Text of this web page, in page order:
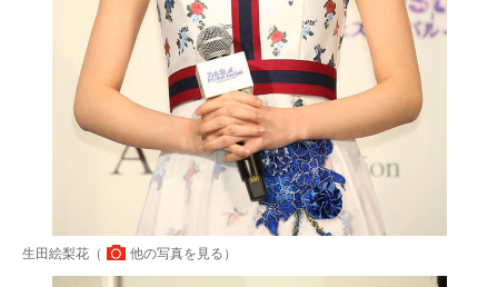
生田絵梨花（ 他の写真を見る ）